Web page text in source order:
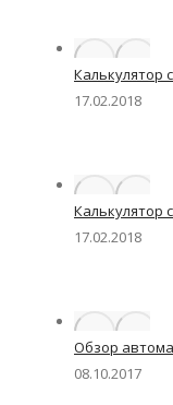
Калькулятор
17.02.2018
Калькулятор
17.02.2018
Обзор
08.10.2017